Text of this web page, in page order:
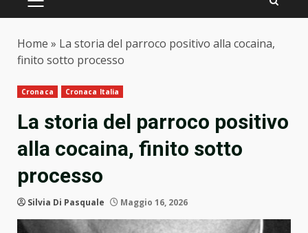
PRIMARY
Home » La storia del parroco positivo alla cocaina,
finito sotto processo
Cronaca Cronaca Italia
La storia del parroco positivo
alla cocaina, finito sotto
processo
Silvia Di Pasquale Maggio 16, 2026